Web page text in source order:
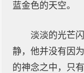
蓝金色的天空。
淡淡的光芒
静，他并没有因
的神念之中，只